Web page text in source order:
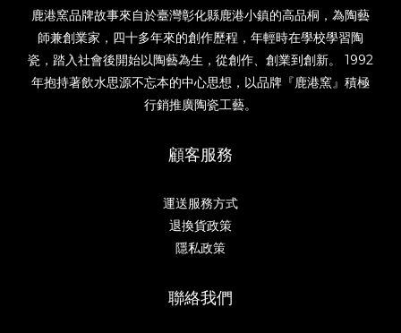
鹿港窯品牌故事來自於臺灣彰化縣鹿港小鎮的高品桐，為陶藝
師兼創業家，四十多年來的創作歷程，年輕時在學校學習陶
瓷，踏入社會後開始以陶藝為生，從創作、創業到創新。 1992
年抱持著飲水思源不忘本的中心思想，以品牌『鹿港窯』積極
行銷推廣陶瓷工藝。
顧客服務
運送服務方式
退換貨政策
隱私政策
聯絡我們